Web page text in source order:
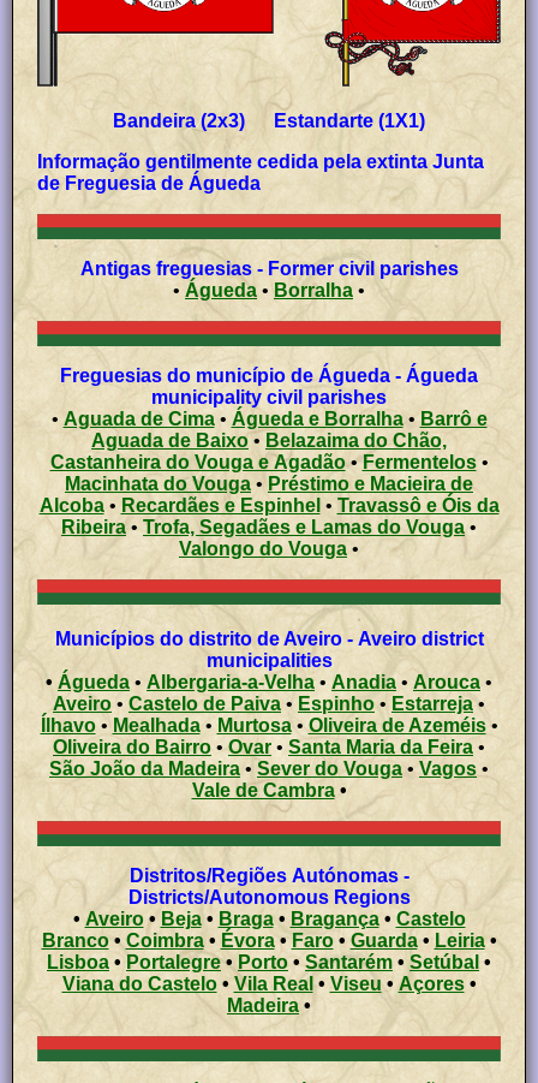
Bandeira (2x3) Estandarte (1X1)
Informação gentilmente cedida pela extinta Junta
de Freguesia de Águeda
Antigas freguesias - Former civil parishes
• Águeda • Borralha •
Freguesias do município de Águeda - Águeda
municipality civil parishes
• Aguada de Cima• Águeda e Borralha• Barrô e
Aguada de Baixo• Belazaima do Chão,
Castanheira do Vouga e Agadão•Fermentelos•
Macinhata do Vouga • Préstimo e Macieira de
Alcoba• Recardães e Espinhel • Travassô e Óis da
Ribeira • Trofa, Segadães e Lamas do Vouga •
Valongo do Vouga •
Municípios do distrito de Aveiro - Aveiro district
municipalities
• Águeda • Albergaria-a-Velha • Anadia • Arouca •
Aveiro • Castelo de Paiva • Espinho • Estarreja•
Ílhavo• Mealhada• Murtosa•Oliveira de Azeméis•
Oliveira do Bairro •Ovar • Santa Maria da Feira •
São João da Madeira • Sever do Vouga • Vagos •
Vale de Cambra •
Distritos/Regiões Autónomas -
Districts/Autonomous Regions
• Aveiro• Beja• Braga• Bragança• Castelo
Branco•Coimbra• Évora•Faro• Guarda• Leiria•
Lisboa •Portalegre• Porto • Santarém • Setúbal •
Viana do Castelo• Vila Real • Viseu•Açores•
Madeira •